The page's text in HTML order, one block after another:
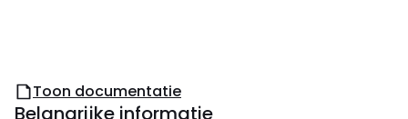
Toon documentatie
Belangrijke informatie